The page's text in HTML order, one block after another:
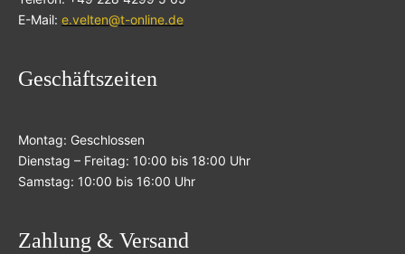
E-Mail: e.velten@t-online.de
Geschäftszeiten
Montag: Geschlossen
Dienstag – Freitag: 10:00 bis 18:00 Uhr
Samstag: 10:00 bis 16:00 Uhr
Zahlung & Versand